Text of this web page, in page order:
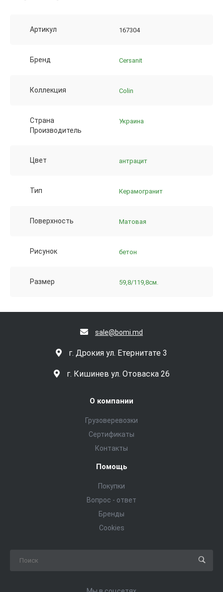
Артикул 167304
Бренд Cersanit
Коллекция Colin
Страна
Производитель
Украина
Цвет антрацит
Тип Керамогранит
Поверхность Матовая
Рисунок бетон
Размер 59,8/119,8см.
sale@bomi.md
г. Дрокия ул. Етернитате 3
г. Кишинев ул. Отоваска 26
О компании
Грузоверевозки
Сертификаты
Контакты
Помощь
Покупки
Вопрос - ответ
Бренды
Cookies